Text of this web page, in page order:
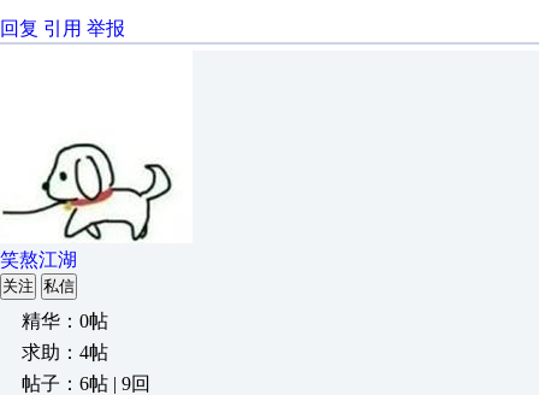
回复 引用 举报
笑熬江湖
关注 私信
精华：0帖
求助：4帖
帖子：6帖 | 9回